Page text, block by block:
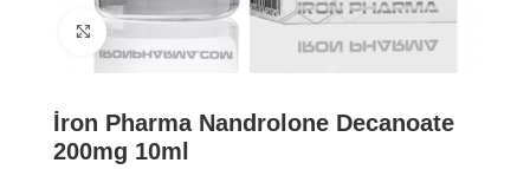
Büyütmek için tıklayın
İron Pharma Nandrolone Decanoate
200mg 10ml